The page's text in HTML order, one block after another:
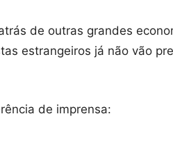
de outras grandes
estrangeiros já não vão
de imprensa: